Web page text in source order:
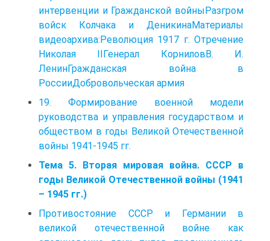
интервенции и Гражданской войныРазгром
войск Колчака и ДеникинаМатериалы
видеоархива:Революция 1917 г. Отречение
Николая IIГенерал КорниловВ. И.
ЛенинГражданская война в
РоссииДобровольческая армия
19. Формирование военной модели
руководства и управления государством и
обществом в годы Великой Отечественной
войны 1941-1945 гг.
Тема 5. Вторая мировая война. СССР в
годы Великой Отечественной войны (1941
– 1945 гг.)
Противостояние СССР и Германии в
великой отечественной войне как